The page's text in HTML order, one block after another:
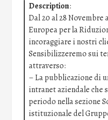
Description:
Dal 20 al 28
Europea per la
incoraggiare i nostri
Sensibilizzeremo sui
attraverso:
– La pubblicazione di
intranet aziendale
periodo nella sezione
istituzionale del